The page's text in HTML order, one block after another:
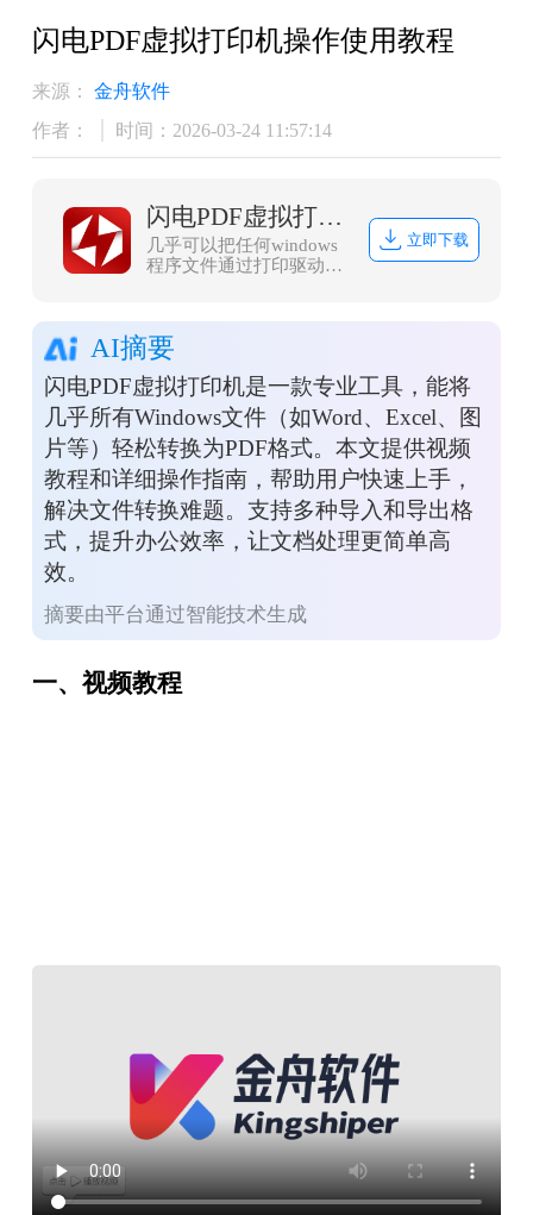
闪电PDF虚拟打印机操作使用教程
来源：
金舟软件
作者：
时间：2026-03-24 11:57:14
闪电PDF虚拟打印机
几乎可以把任何windows
程序文件通过打印驱动打
立即下载
AI摘要
闪电PDF虚拟打印机是一款专业工具，能将
几乎所有Windows文件（如Word、Excel、图
片等）轻松转换为PDF格式。本文提供视频
教程和详细操作指南，帮助用户快速上手，
解决文件转换难题。支持多种导入和导出格
式，提升办公效率，让文档处理更简单高
效。
摘要由平台通过智能技术生成
一、视频教程